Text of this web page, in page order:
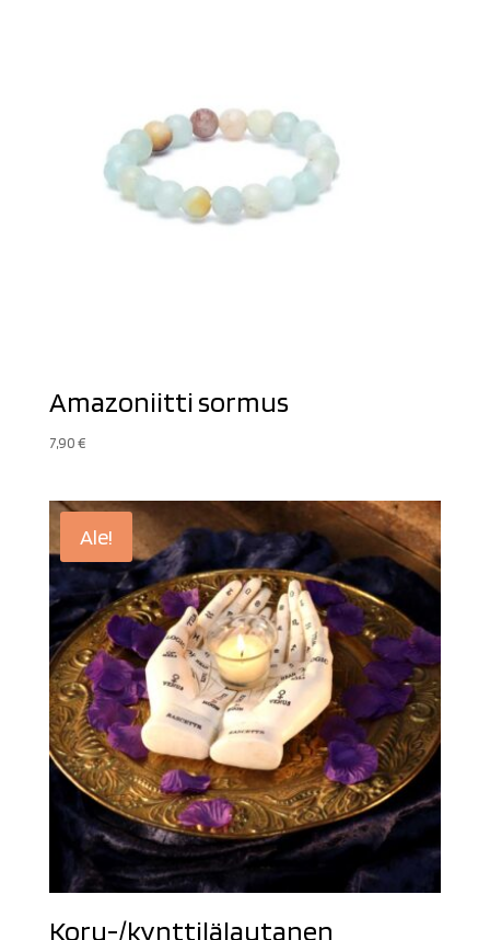
Amazoniitti sormus
7,90€
Ale!
Koru-/kynttilälautanen